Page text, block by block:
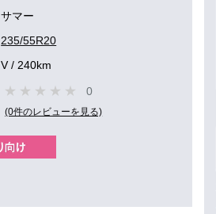
サマー
235/55R20
V / 240km
0
(0件のレビューを見る)